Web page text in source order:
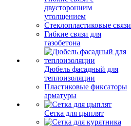
двусторонним
утолщением
Стеклопластиковые связи
Гибкие связи для
газобетона
Дюбель фасадный для
теплоизоляции
Пластиковые фиксаторы
арматуры
Сетка для цыплят